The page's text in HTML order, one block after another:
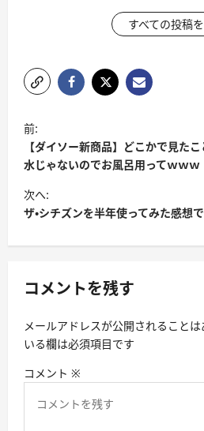
すべての投稿
ポ
ス
ト
ナ
ビ
ゲ
シ
ン
前:
【ダイソー新商品】どこかで見た
水じゃないのでお風呂用ってｗｗｗ
次へ:
ザ・シチズンを半年使ってみた感想で
コメントを残す
メールアドレスが公開されることは
いる欄は必須項目です
コメント ※